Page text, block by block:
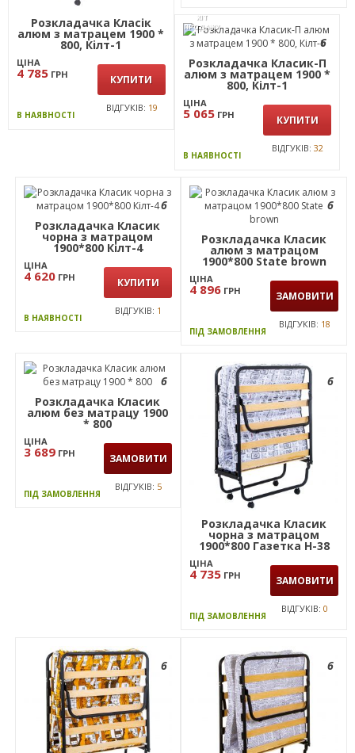
Розкладачка Класік
алюм з матрацем 1900 *
800, Кiлт-1
ЦІНА
4 785 ГРН КУПИТИ
В НАЯВНОСТІ
ВІДГУКІВ: 19
ХІТ
ПРОДАЖУ
6
Розкладачка Класик-П
алюм з матрацем 1900 *
800, Кiлт-1
ЦІНА
5 065 ГРН КУПИТИ
В НАЯВНОСТІ
ВІДГУКІВ:32
6
Розкладачка Класик
чорна з матрацом
1900*800 Кiлт-4
ЦІНА
4 620 ГРН КУПИТИ
В НАЯВНОСТІ
ВІДГУКІВ: 1
6
Розкладачка Класик
алюм з матрацом
1900*800 State brown
ЦІНА
4 896 ГРН ЗАМОВИТИ
ПІД ЗАМОВЛЕННЯ
ВІДГУКІВ: 18
6
Розкладачка Класик
алюм без матрацу 1900
* 800
ЦІНА
3 689 ГРН ЗАМОВИТИ
ПІД ЗАМОВЛЕННЯ
ВІДГУКІВ: 5
6
Розкладачка Класик
чорна з матрацом
1900*800 Газетка Н-38
ЦІНА
4 735 ГРН ЗАМОВИТИ
ПІД ЗАМОВЛЕННЯ
ВІДГУКІВ: 0
6 6